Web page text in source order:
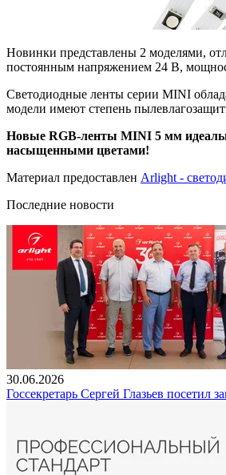
Новинки представлены 2 моделями,
постоянным напряжением 24 В,
Светодиодные ленты серии MINI
модели имеют степень
Новые RGB-ленты MINI 5 мм
насыщенными цветами!
Материал предоставлен Arlight -
Последние новости
30.06.2026
Госсекретарь Сергей Глазьев посетил